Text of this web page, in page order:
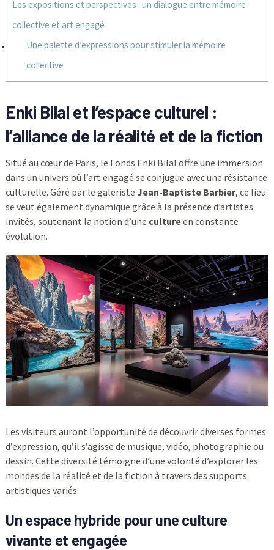
Les expositions et perspectives : un dialogue entre mémoire
collective et art engagé
Une palette d’expressions pour stimuler la mémoire
collective
Enki Bilal et l’espace culturel :
l’alliance de la réalité et de la fiction
Situé au cœur de Paris, le Fonds Enki Bilal offre une immersion
dans un univers où l’art engagé se conjugue avec une résistance
culturelle. Géré par le galeriste Jean-Baptiste Barbier, ce lieu
se veut également dynamique grâce à la présence d’artistes
invités, soutenant la notion d’une cultureen constante
évolution.
Les visiteurs auront l’opportunité de découvrir diverses formes
d’expression, qu’il s’agisse de musique, vidéo, photographie ou
dessin. Cette diversité témoigne d’une volonté d’explorer les
mondes de la réalité et de la fiction à travers des supports
artistiques variés.
Un espace hybride pour une culture
vivante et engagée